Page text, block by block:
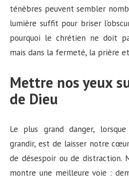
ténèbres peuvent sembler
lumière suffit pour briser
pourquoi le chrétien ne doit
mais dans la fermeté, la prière et
Mettre nos yeux
de Dieu
Le plus grand danger,
grandir, est de laisser notre
de désespoir ou de distraction.
montre une meilleure voie :